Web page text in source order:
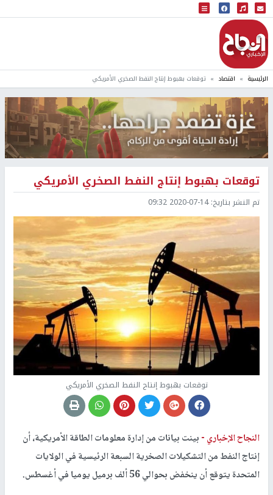
البث المباشر
إذاعة النجاح
الرئيسية اقتصاد توقعات بهبوط إنتاج النفط الصخري الأمريكي
توقعات بهبوط إنتاج النفط الصخري الأمريكي
تم النشر بتاريخ:2020-07-14 09:32
توقعات بهبوط إنتاج النفط الصخري الأمريكي
النجاح الإخباري -بينت بيانات من إدارة معلومات الطاقة الأمريكية، أن
إنتاج النفط من التشكيلات الصخرية السبعة الرئيسية في الولايات
المتحدة يتوقع أن ينخفض بحوالي 56 ألف برميل يوميا في أغسطس.